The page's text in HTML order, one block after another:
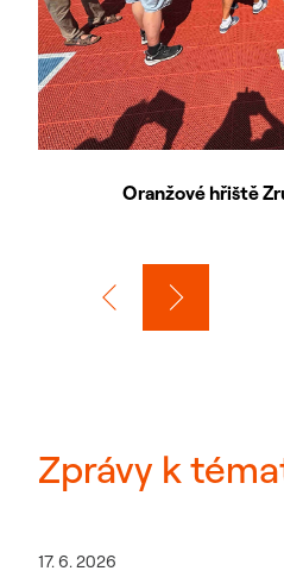
Oranžové hřiště
Zprávy k
17. 6. 2026